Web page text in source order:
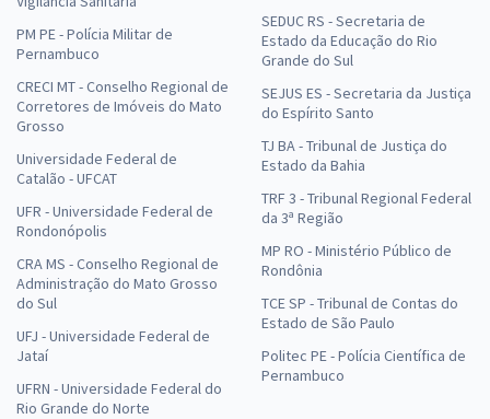
PM PE - Polícia Militar de
Pernambuco
CRECI MT - Conselho Regional de
Corretores de Imóveis do Mato
Grosso
Universidade Federal de
Catalão - UFCAT
UFR - Universidade Federal de
Rondonópolis
CRA MS - Conselho Regional de
Administração do Mato Grosso
do Sul
UFJ - Universidade Federal de
Jataí
UFRN - Universidade Federal do
Rio Grande do Norte
SEDUC RS - Secretaria de
Estado da Educação do Rio
Grande do Sul
SEJUS ES - Secretaria da Justiça
do Espírito Santo
TJ BA - Tribunal de Justiça do
Estado da Bahia
TRF 3 - Tribunal Regional Federal
da 3ª Região
MP RO - Ministério Público de
Rondônia
TCE SP - Tribunal de Contas do
Estado de São Paulo
Politec PE - Polícia Científica de
Pernambuco